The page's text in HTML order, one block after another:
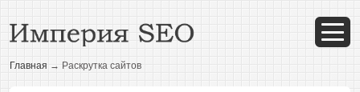
Меню
Главная → Раскрутка сайтов